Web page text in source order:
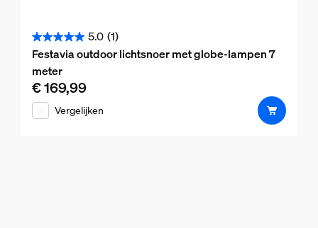
5.0 (1)
5.0
van
de
5
sterren.
Festavia outdoor lichtsnoer met globe-lampen 7
meter
De huidige prijs is € 169,99
€ 169,99
Vergelijken